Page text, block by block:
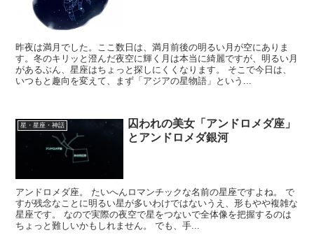
昨夜は満月でした。ここ数日は、満月前後の明るい月が空にありま
す。冬のキリッと澄んだ夜空に輝く月は本当に綺麗ですが、明るい月
があるぶん、星座はちょっと探しにくくなります。 そこで今日は、
いつもと趣向を変えて、まず「アジアの星物語」という...
星・星座・神話
囚われの美女「アンドロメダ座」
とアンドロメダ銀河
アンドロメダ座。 たいへんロマンチックな名前の星座ですよね。 で
すが残念なことに明るい星が多いわけではないうえ、形もやや複雑な
星座です。 なので実際の夜空で星をつないで全体像を把握するのは
ちょっと難しいかもしれません。 でも、手...